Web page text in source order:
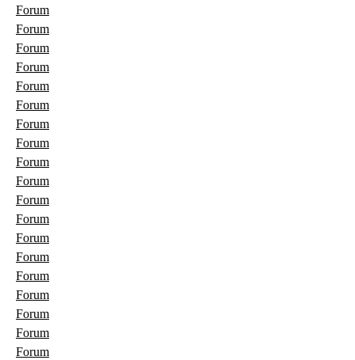
Forum
Forum
Forum
Forum
Forum
Forum
Forum
Forum
Forum
Forum
Forum
Forum
Forum
Forum
Forum
Forum
Forum
Forum
Forum